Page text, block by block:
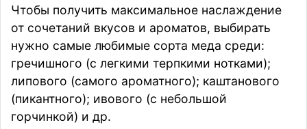
Чтобы получить максимальное наслаждение
от сочетаний вкусов и ароматов, выбирать
нужно самые любимые сорта меда среди:
гречишного (с легкими терпкими нотками);
липового (самого ароматного); каштанового
(пикантного); ивового (с небольшой
горчинкой) и др.